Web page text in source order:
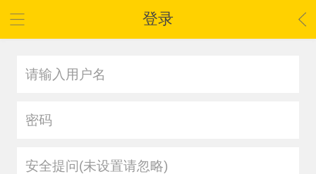
登录
安全提问(未设置请忽略)